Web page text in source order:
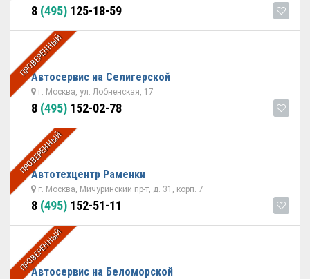
8 (495) 125-18-59
ПРОВЕРЕННЫЙ
Автосервис на Селигерской
г. Москва, ул. Лобненская, 17
8 (495) 152-02-78
ПРОВЕРЕННЫЙ
Автотехцентр Раменки
г. Москва, Мичуринский пр-т, д. 31, корп. 7
8 (495) 152-51-11
ПРОВЕРЕННЫЙ
Автосервис на Беломорской